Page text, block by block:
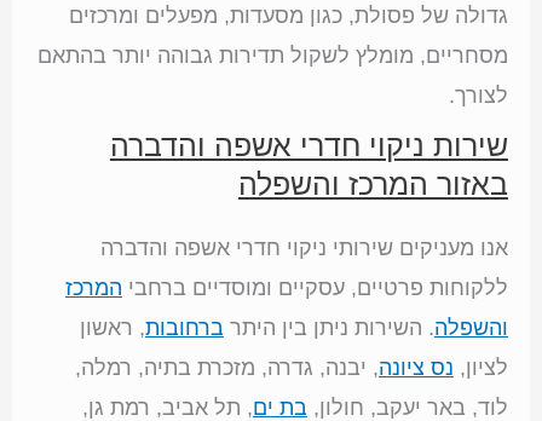
גדולה של פסולת, כגון מסעדות, מפעלים ומרכזים
מסחריים, מומלץ לשקול תדירות גבוהה יותר בהתאם
לצורך.
שירות ניקוי חדרי אשפה והדברה
באזור המרכז והשפלה
אנו מעניקים שירותי ניקוי חדרי אשפה והדברה
ללקוחות פרטיים, עסקיים ומוסדיים ברחבי המרכז
והשפלה. השירות ניתן בין היתר ברחובות, ראשון
לציון, נס ציונה, יבנה, גדרה, מזכרת בתיה, רמלה,
לוד, באר יעקב, חולון, בת ים, תל אביב, רמת גן,